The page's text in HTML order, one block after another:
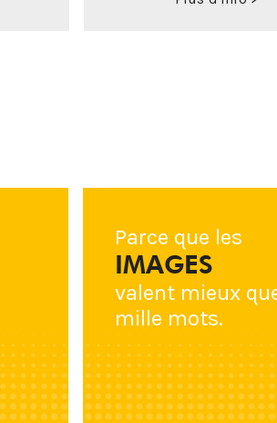
Parce que les
IMAGES
valent mieux
mille mots.